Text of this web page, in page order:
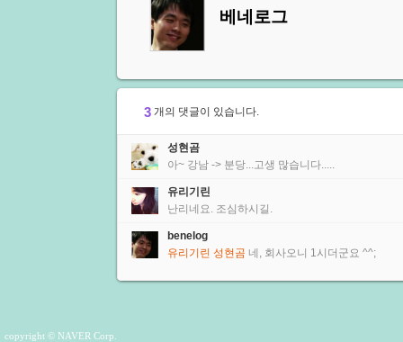
베네로그
3 개의 댓글이 있습니다.
성현곰
아~ 강남 -> 분당...고생 많습니다.....
유리기린
난리네요. 조심하시길.
benelog
유리기린 성현곰 네, 회사오니 1시더군요 ^^;
copyright © NAVER Corp.